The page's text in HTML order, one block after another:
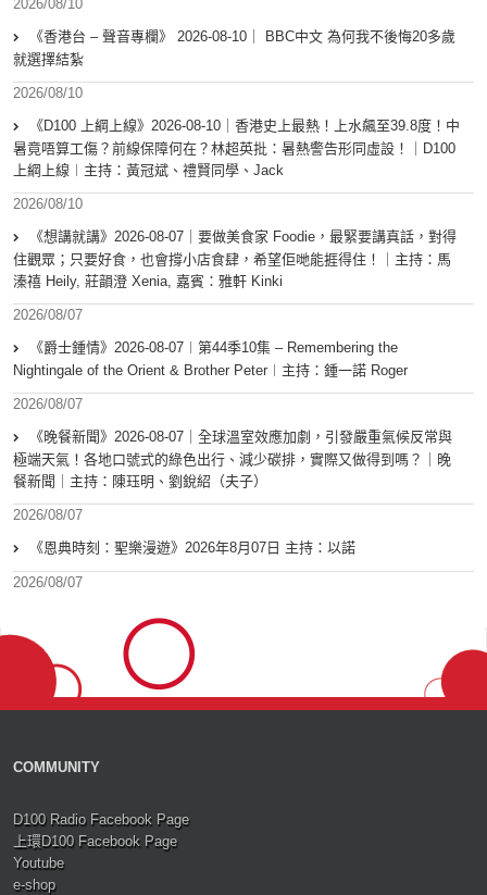
2026/08/10
《香港台 – 聲音專欄》 2026-08-10｜ BBC中文 為何我不後悔20多歲
就選擇結紮
2026/08/10
《D100 上綱上線》2026-08-10｜香港史上最熱！上水飆至39.8度！中
暑竟唔算工傷？前線保障何在？林超英批：暑熱警告形同虛設！｜D100
上綱上線︱主持：黃冠斌、禮賢同學、Jack
2026/08/10
《想講就講》2026-08-07｜要做美食家 Foodie，最緊要講真話，對得
住觀眾；只要好食，也會撐小店食肆，希望佢哋能捱得住！｜主持：馬
溱禧 Heily, 莊韻澄 Xenia, 嘉賓：雅軒 Kinki
2026/08/07
《爵士鍾情》2026-08-07︱第44季10集 – Remembering the
Nightingale of the Orient & Brother Peter︱主持：鍾一諾 Roger
2026/08/07
《晚餐新聞》2026-08-07｜全球溫室效應加劇，引發嚴重氣候反常與
極端天氣！各地口號式的綠色出行、減少碳排，實際又做得到嗎？｜晚
餐新聞｜主持：陳珏明、劉銳紹（夫子）
2026/08/07
《恩典時刻：聖樂漫遊》2026年8月07日 主持：以諾
2026/08/07
COMMUNITY
D100 Radio Facebook Page
上環D100 Facebook Page
Youtube
e-shop